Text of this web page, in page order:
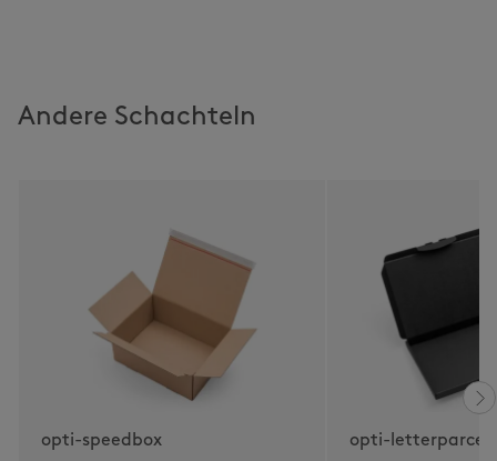
Andere Schachteln
opti-speedbox opti-letterparcel